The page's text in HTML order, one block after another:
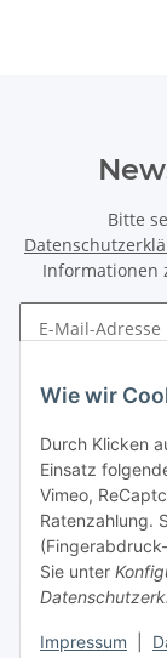
Wie wir
Durch Klicken
Einsatz
Vimeo,
Ratenzahlung.
Sie unter
Impressum
Bitte
Informationen
Gesetzliche